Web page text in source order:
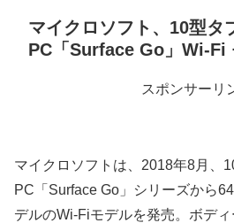
マイクロソフト、10型タ
PC「Surface Go」Wi-Fi
スポンサーリ
マイクロソフトは、2018年8月、
PC「Surface Go」シリーズから
デルのWi-Fiモデルを発売。ボデ